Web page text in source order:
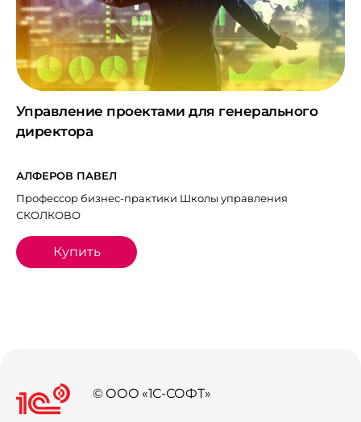
Управление проектами для генерального
директора
АЛФЕРОВ ПАВЕЛ
Профессор бизнес-практики Школы управления
СКОЛКОВО
Купить
© ООО «1С-СОФТ»